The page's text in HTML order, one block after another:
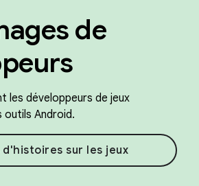
de
les développeurs de jeux
outils Android.
d'histoires sur les jeux